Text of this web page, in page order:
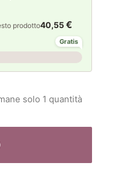
prodotto40,55€
Gratis
solo 1 quantità